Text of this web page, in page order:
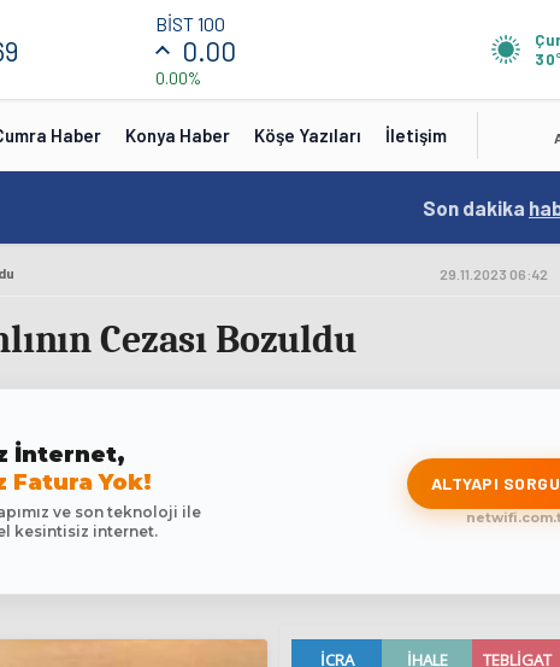
BİST 100
0.00
0.00%
30°
Haber Konya Haber Köşe Yazıları İletişim
10:16 / Test
Son dakika
29.11.2023 06:42
Cezası Bozuldu
İnternet,
Fatura Yok!
ve son teknoloji ile
kesintisiz internet.
ALTYAPI